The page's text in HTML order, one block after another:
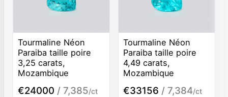
Tourmaline Néon
Paraiba taille poire
3,25 carats,
Mozambique
€24000 / 7,385/ct
Tourmaline Néon
Paraiba taille poire
4,49 carats,
Mozambique
€33156 / 7,384/ct